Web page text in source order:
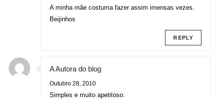
A minha mãe costuma fazer assim imensas vezes.
Beijinhos
REPLY
A Autora do blog
Outubro 28, 2010
Simples e muito apetitoso.